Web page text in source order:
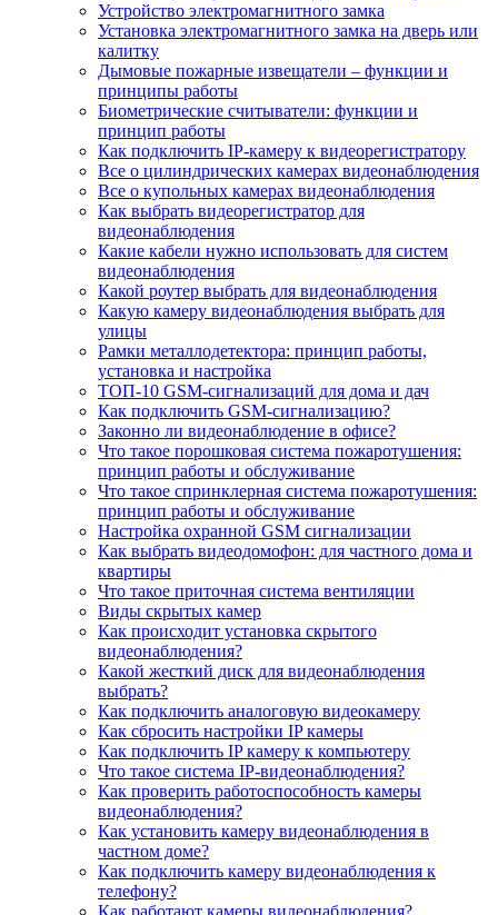
Устройство электромагнитного замка
Установка электромагнитного замка на дверь или
калитку
Дымовые пожарные извещатели – функции и
принципы работы
Биометрические считыватели: функции и
принцип работы
Как подключить IP-камеру к видеорегистратору
Все о цилиндрических камерах видеонаблюдения
Все о купольных камерах видеонаблюдения
Как выбрать видеорегистратор для
видеонаблюдения
Какие кабели нужно использовать для систем
видеонаблюдения
Какой роутер выбрать для видеонаблюдения
Какую камеру видеонаблюдения выбрать для
улицы
Рамки металлодетектора: принцип работы,
установка и настройка
ТОП-10 GSM-сигнализаций для дома и дач
Как подключить GSM-сигнализацию?
Законно ли видеонаблюдение в офисе?
Что такое порошковая система пожаротушения:
принцип работы и обслуживание
Что такое спринклерная система пожаротушения:
принцип работы и обслуживание
Настройка охранной GSM сигнализации
Как выбрать видеодомофон: для частного дома и
квартиры
Что такое приточная система вентиляции
Виды скрытых камер
Как происходит установка скрытого
видеонаблюдения?
Какой жесткий диск для видеонаблюдения
выбрать?
Как подключить аналоговую видеокамеру
Как сбросить настройки IP камеры
Как подключить IP камеру к компьютеру
Что такое система IP-видеонаблюдения?
Как проверить работоспособность камеры
видеонаблюдения?
Как установить камеру видеонаблюдения в
частном доме?
Как подключить камеру видеонаблюдения к
телефону?
Как работают камеры видеонаблюдения?